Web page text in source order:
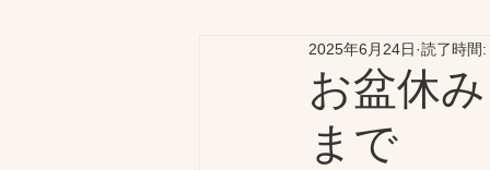
お盆休
まで
2025年6月24日 読了時間